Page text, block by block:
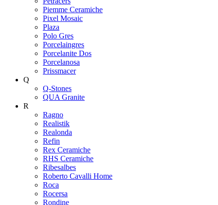
Piemme Ceramiche
Pixel Mosaic
Plaza
Polo Gres
Porcelaingres
Porcelanite Dos
Porcelanosa
Prissmacer
Q
Q-Stones
QUA Granite
R
Ragno
Realistik
Realonda
Refin
Rex Ceramiche
RHS Ceramiche
Ribesalbes
Roberto Cavalli Home
Roca
Rocersa
Rondine